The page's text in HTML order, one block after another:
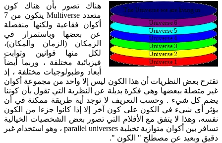
هناك تصور بأن هناك كون
متعدد Multiverse يتكون من 7
أكوان فقاعية ولكنها منفصلة
عن بعضها وباستمرار في
الزمكان (الزمان والمكان)،
لكل منها قوانين وثوابت
فيزيائية مختلفة ، وربما أيضاً
أبعاد وطبولوجيات مختلفة ، إذ
تقترح بعض النظريات أن هذا الكون ليس إلا واحد من مجموعة أكوان
غير متصلة ببعضها وهي فكرة بديلة عن النظرية التي تقول بأن كوننا
يضم كل شيء . وحسب التعريف لا توجد أية طريقة ممكنة في أن
يؤثر أي شيء في الكون على كون آخر إلا إذا كانوا جزءا من الكون
نفسه، وهذا لا يتفق مع الأفلام التي تصور بعض الشخصيات الخيالية
تسافر بين أكوان متوازية تخيلية parallel universes ، وهو استخدام غير
دقيق وبعيد عن مصطلح " الكون ".